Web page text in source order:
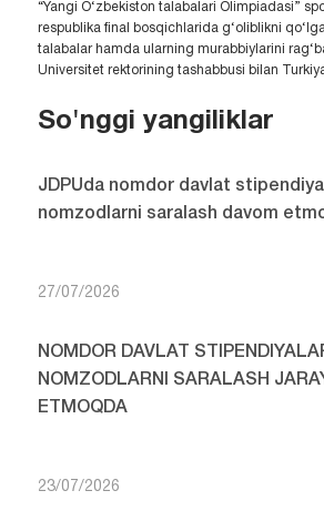
“Yangi O‘zbekiston talabalari Olimpiadasi”
respublika final bosqichlarida g‘oliblikni
talabalar hamda ularning murabbiylarini
Universitet rektorining tashabbusi bilan
So'nggi yangiliklar
JDPUda nomdor davlat
nomzodlarni saralash davom
27/07/2026
NOMDOR DAVLAT
NOMZODLARNI SARALASH
ETMOQDA
23/07/2026